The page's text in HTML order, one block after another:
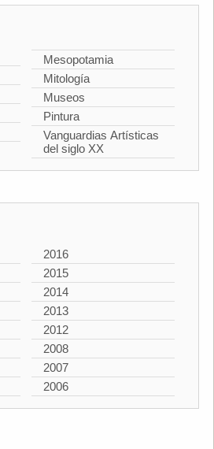
Mesopotamia
Mitología
Museos
Pintura
Vanguardias Artísticas
del siglo XX
2016
2015
2014
2013
2012
2008
2007
2006